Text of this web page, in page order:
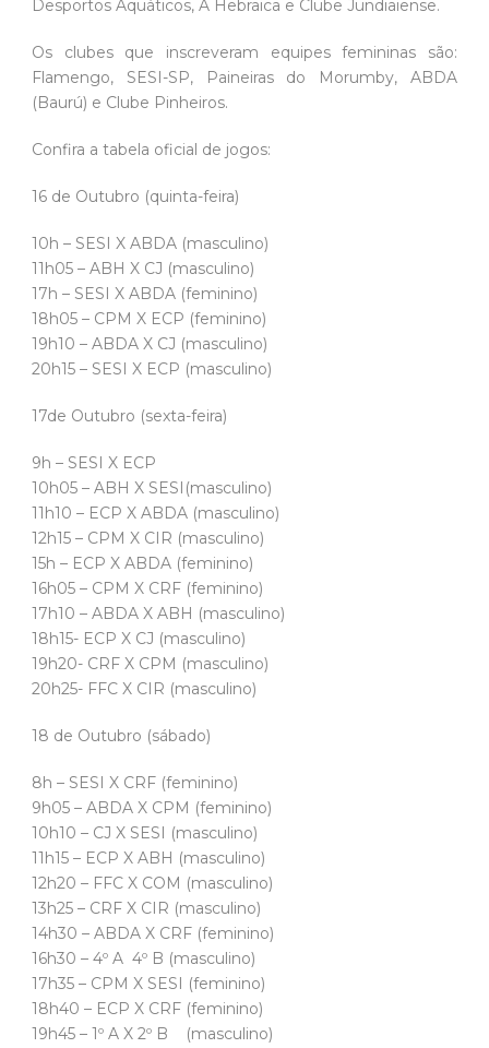
Desportos Aquáticos, A Hebraica e Clube Jundiaiense.
Os clubes que inscreveram equipes femininas são:
Flamengo, SESI-SP, Paineiras do Morumby, ABDA
(Baurú) e Clube Pinheiros.
Confira a tabela oficial de jogos:
16 de Outubro (quinta-feira)
10h – SESI X ABDA (masculino)
11h05 – ABH X CJ (masculino)
17h – SESI X ABDA (feminino)
18h05 – CPM X ECP (feminino)
19h10 – ABDA X CJ (masculino)
20h15 – SESI X ECP (masculino)
17de Outubro (sexta-feira)
9h – SESI X ECP
10h05 – ABH X SESI(masculino)
11h10 – ECP X ABDA (masculino)
12h15 – CPM X CIR (masculino)
15h – ECP X ABDA (feminino)
16h05 – CPM X CRF (feminino)
17h10 – ABDA X ABH (masculino)
18h15- ECP X CJ (masculino)
19h20- CRF X CPM (masculino)
20h25- FFC X CIR (masculino)
18 de Outubro (sábado)
8h – SESI X CRF (feminino)
9h05 – ABDA X CPM (feminino)
10h10 – CJ X SESI (masculino)
11h15 – ECP X ABH (masculino)
12h20 – FFC X COM (masculino)
13h25 – CRF X CIR (masculino)
14h30 – ABDA X CRF (feminino)
16h30 – 4º A  4º B (masculino)
17h35 – CPM X SESI (feminino)
18h40 – ECP X CRF (feminino)
19h45 – 1º A X 2º B (masculino)